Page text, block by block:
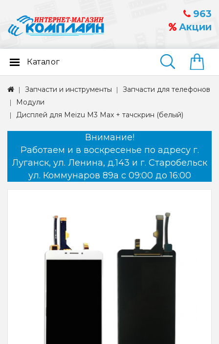
963
Акции
Найти
Каталог
Запчасти и инструменты
Запчасти для телефонов
Модули
Дисплей для Meizu M3 Max + тачскрин (белый)
Внимание!
Работаем и в воскресенье по адресу г.
Луганск, ул. Ленина, д.143 и г. Старобельск
ул. Коммунаров 89а с 09:00 до 16:00